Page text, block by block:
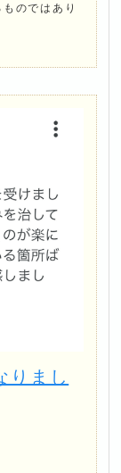
のではあり
りまし